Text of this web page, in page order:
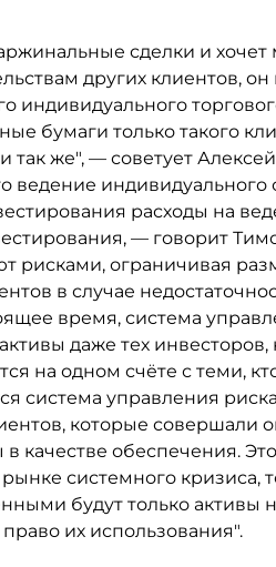
сделки и хочет
других клиентов,
индивидуального
бумаги только такого
так же", — советует
индивидуального
расходы на
— говорит
рисками, ограничивая
в случае
время, система
даже тех
на одном счёте с теми,
система управления
которые совершали
качестве обеспечения.
системного кризиса,
будут только активы
их использования".